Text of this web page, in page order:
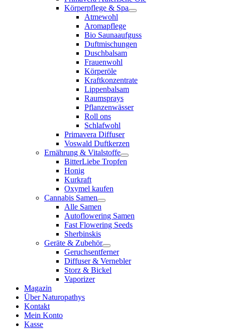
Körperpflege & Spa
Atmewohl
Aromapflege
Bio Saunaaufguss
Duftmischungen
Duschbalsam
Frauenwohl
Körperöle
Kraftkonzentrate
Lippenbalsam
Raumsprays
Pflanzenwässer
Roll ons
Schlafwohl
Primavera Diffuser
Voswald Duftkerzen
Ernährung & Vitalstoffe
BitterLiebe Tropfen
Honig
Kurkraft
Oxymel kaufen
Cannabis Samen
Alle Samen
Autoflowering Samen
Fast Flowering Seeds
Sherbinskis
Geräte & Zubehör
Geruchsentferner
Diffuser & Vernebler
Storz & Bickel
Vaporizer
Magazin
Über Naturopathys
Kontakt
Mein Konto
Kasse